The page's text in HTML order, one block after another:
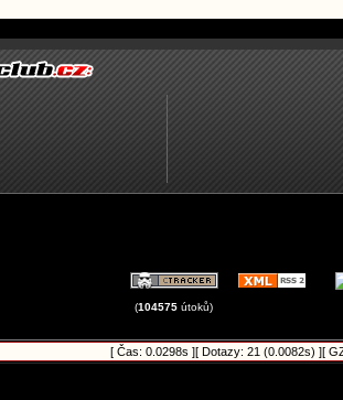
(104575 útoků)
[ Čas: 0.0298s ][ Dotazy: 21 (0.0082s) ][